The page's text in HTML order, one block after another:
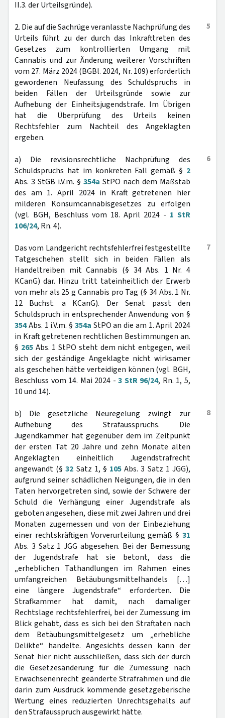
II.3. der Urteilsgründe).
5
2. Die auf die Sachrüge veranlasste Nachprüfung des
Urteils führt zu der durch das Inkrafttreten des
Gesetzes zum kontrollierten Umgang mit
Cannabis und zur Änderung weiterer Vorschriften
vom 27. März 2024 (BGBl. 2024, Nr. 109) erforderlich
gewordenen Neufassung des Schuldspruchs in
beiden Fällen der Urteilsgründe sowie zur
Aufhebung der Einheitsjugendstrafe. Im Übrigen
hat die Überprüfung des Urteils keinen
Rechtsfehler zum Nachteil des Angeklagten
ergeben.
6
a) Die revisionsrechtliche Nachprüfung des
Schuldspruchs hat im konkreten Fall gemäß § 2
Abs. 3 StGB i.V.m. § 354a StPO nach dem Maßstab
des am 1. April 2024 in Kraft getretenen hier
milderen Konsumcannabisgesetzes zu erfolgen
(vgl. BGH, Beschluss vom 18. April 2024 - 1 StR
106/24, Rn. 4).
7
Das vom Landgericht rechtsfehlerfrei festgestellte
Tatgeschehen stellt sich in beiden Fällen als
Handeltreiben mit Cannabis (§ 34 Abs. 1 Nr. 4
KCanG) dar. Hinzu tritt tateinheitlich der Erwerb
von mehr als 25 g Cannabis pro Tag (§ 34 Abs. 1 Nr.
12 Buchst. a KCanG). Der Senat passt den
Schuldspruch in entsprechender Anwendung von §
354Abs. 1 i.V.m. § 354a StPO an die am 1. April 2024
in Kraft getretenen rechtlichen Bestimmungen an.
§ 265Abs. 1 StPO steht dem nicht entgegen, weil
sich der geständige Angeklagte nicht wirksamer
als geschehen hätte verteidigen können (vgl. BGH,
Beschluss vom 14. Mai 2024 -3 StR 96/24, Rn. 1, 5,
10 und 14).
8
b) Die gesetzliche Neuregelung zwingt zur
Aufhebung des Strafausspruchs. Die
Jugendkammer hat gegenüber dem im Zeitpunkt
der ersten Tat 20 Jahre und zehn Monate alten
Angeklagten einheitlich Jugendstrafrecht
angewandt (§32 Satz 1, § 105 Abs. 3 Satz 1 JGG),
aufgrund seiner schädlichen Neigungen, die in den
Taten hervorgetreten sind, sowie der Schwere der
Schuld die Verhängung einer Jugendstrafe als
geboten angesehen, diese mit zwei Jahren und drei
Monaten zugemessen und von der Einbeziehung
einer rechtskräftigen Vorverurteilung gemäß § 31
Abs. 3 Satz 1 JGG abgesehen. Bei der Bemessung
der Jugendstrafe hat sie betont, dass die
„erheblichen Tathandlungen im Rahmen eines
umfangreichen Betäubungsmittelhandels […]
eine längere Jugendstrafe“ erforderten. Die
Strafkammer hat damit, nach damaliger
Rechtslage rechtsfehlerfrei, bei der Zumessung im
Blick gehabt, dass es sich bei den Straftaten nach
dem Betäubungsmittelgesetz um „erhebliche
Delikte“ handelte. Angesichts dessen kann der
Senat hier nicht ausschließen, dass sich der durch
die Gesetzesänderung für die Zumessung nach
Erwachsenenrecht geänderte Strafrahmen und die
darin zum Ausdruck kommende gesetzgeberische
Wertung eines reduzierten Unrechtsgehalts auf
den Strafausspruch ausgewirkt hätte.